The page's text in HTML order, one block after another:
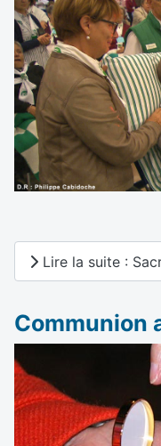
Lire la suite :
Communion